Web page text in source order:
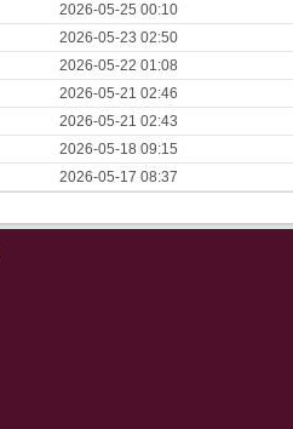
2026-05-25 00:10
2026-05-23 02:50
2026-05-22 01:08
2026-05-21 02:46
2026-05-21 02:43
2026-05-18 09:15
2026-05-17 08:37